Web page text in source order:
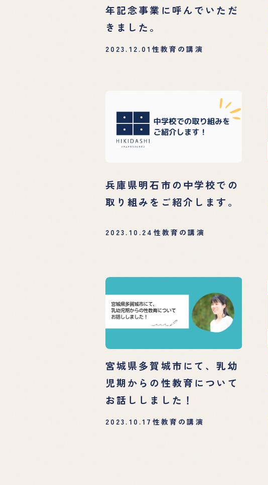
年記念事業に呼んでいただ
きました。
2023.12.01 性教育の講演
兵庫県明石市の中学校での
取り組みをご紹介します。
2023.10.24 性教育の講演
宮城県多賀城市にて、乳幼
児期からの性教育について
お話ししました！
2023.10.17 性教育の講演